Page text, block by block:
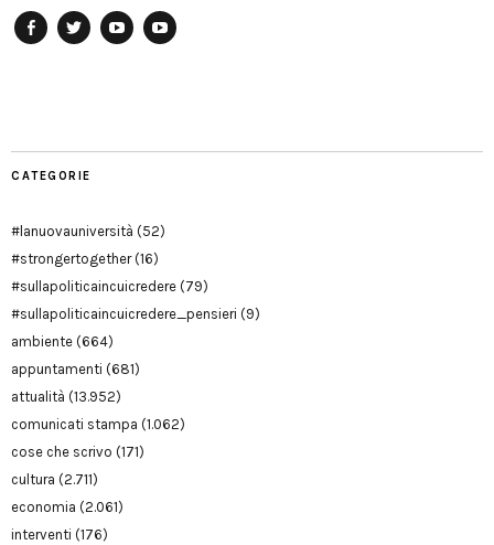
CATEGORIE
#lanuovauniversità (52)
#strongertogether(16)
#sullapoliticaincuicredere (79)
#sullapoliticaincuicredere_pensieri (9)
ambiente (664)
appuntamenti (681)
attualità (13.952)
comunicati stampa (1.062)
cose che scrivo (171)
cultura (2.711)
economia (2.061)
interventi (176)